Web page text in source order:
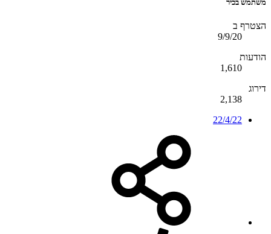
משתמש בכיר
הצטרף ב
9/9/20
הודעות
1,610
דירוג
2,138
22/4/22